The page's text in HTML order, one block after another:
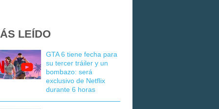
LEÍDO
GTA 6 tiene fecha para
su tercer tráiler y un
bombazo: será
exclusivo de Netflix
durante 6 horas